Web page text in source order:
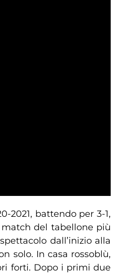
2021, battendo per 3-1,
match del tabellone più
dall’inizio alla
solo. In casa rossoblù,
forti. Dopo i primi due